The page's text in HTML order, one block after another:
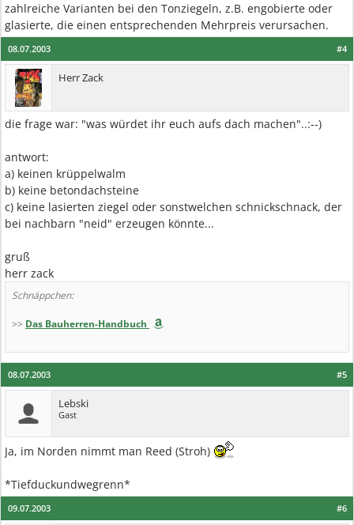
zahlreiche Varianten bei den Tonziegeln, z.B. engobierte oder
glasierte, die einen entsprechenden Mehrpreis verursachen.
#4
08.07.2003
Herr Zack
die frage war: "was würdet ihr euch aufs dach machen"..:--)
antwort:
a) keinen krüppelwalm
b) keine betondachsteine
c) keine lasierten ziegel oder sonstwelchen schnickschnack, der
bei nachbarn "neid" erzeugen könnte...
gruß
herr zack
Schnäppchen:
>> Das Bauherren-Handbuch
#5
08.07.2003
Lebski
Gast
Ja, im Norden nimmt man Reed (Stroh)
*Tiefduckundwegrenn*
#6
09.07.2003